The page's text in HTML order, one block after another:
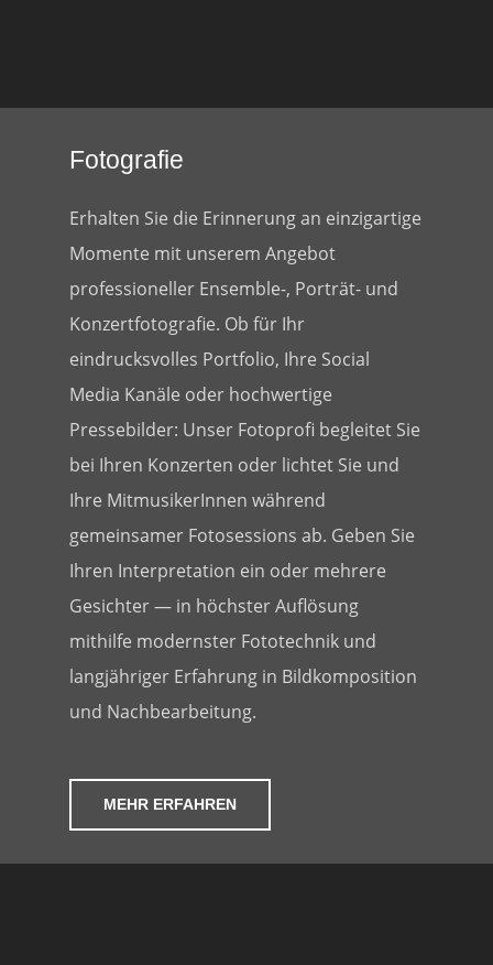
Fotografie
Erhalten Sie die Erinnerung an einzigartige
Momente mit unserem Angebot
professioneller Ensemble-, Porträt- und
Konzertfotografie. Ob für Ihr
eindrucksvolles Portfolio, Ihre Social
Media Kanäle oder hochwertige
Pressebilder: Unser Fotoprofi begleitet Sie
bei Ihren Konzerten oder lichtet Sie und
Ihre MitmusikerInnen während
gemeinsamer Fotosessions ab. Geben Sie
Ihren Interpretation ein oder mehrere
Gesichter — in höchster Auflösung
mithilfe modernster Fototechnik und
langjähriger Erfahrung in Bildkomposition
und Nachbearbeitung.
MEHR ERFAHREN